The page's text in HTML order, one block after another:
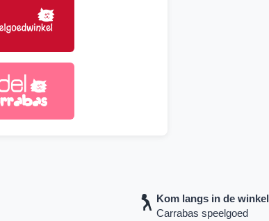
Kom langs in de winkel
Carrabas speelgoed